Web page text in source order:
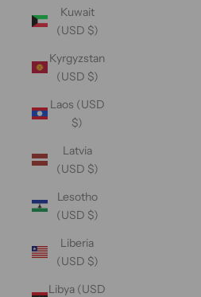
Kuwait
(USD $)
Kyrgyzstan
(USD $)
Laos (USD
$)
Latvia
(USD $)
Lesotho
(USD $)
Liberia
(USD $)
Libya (USD